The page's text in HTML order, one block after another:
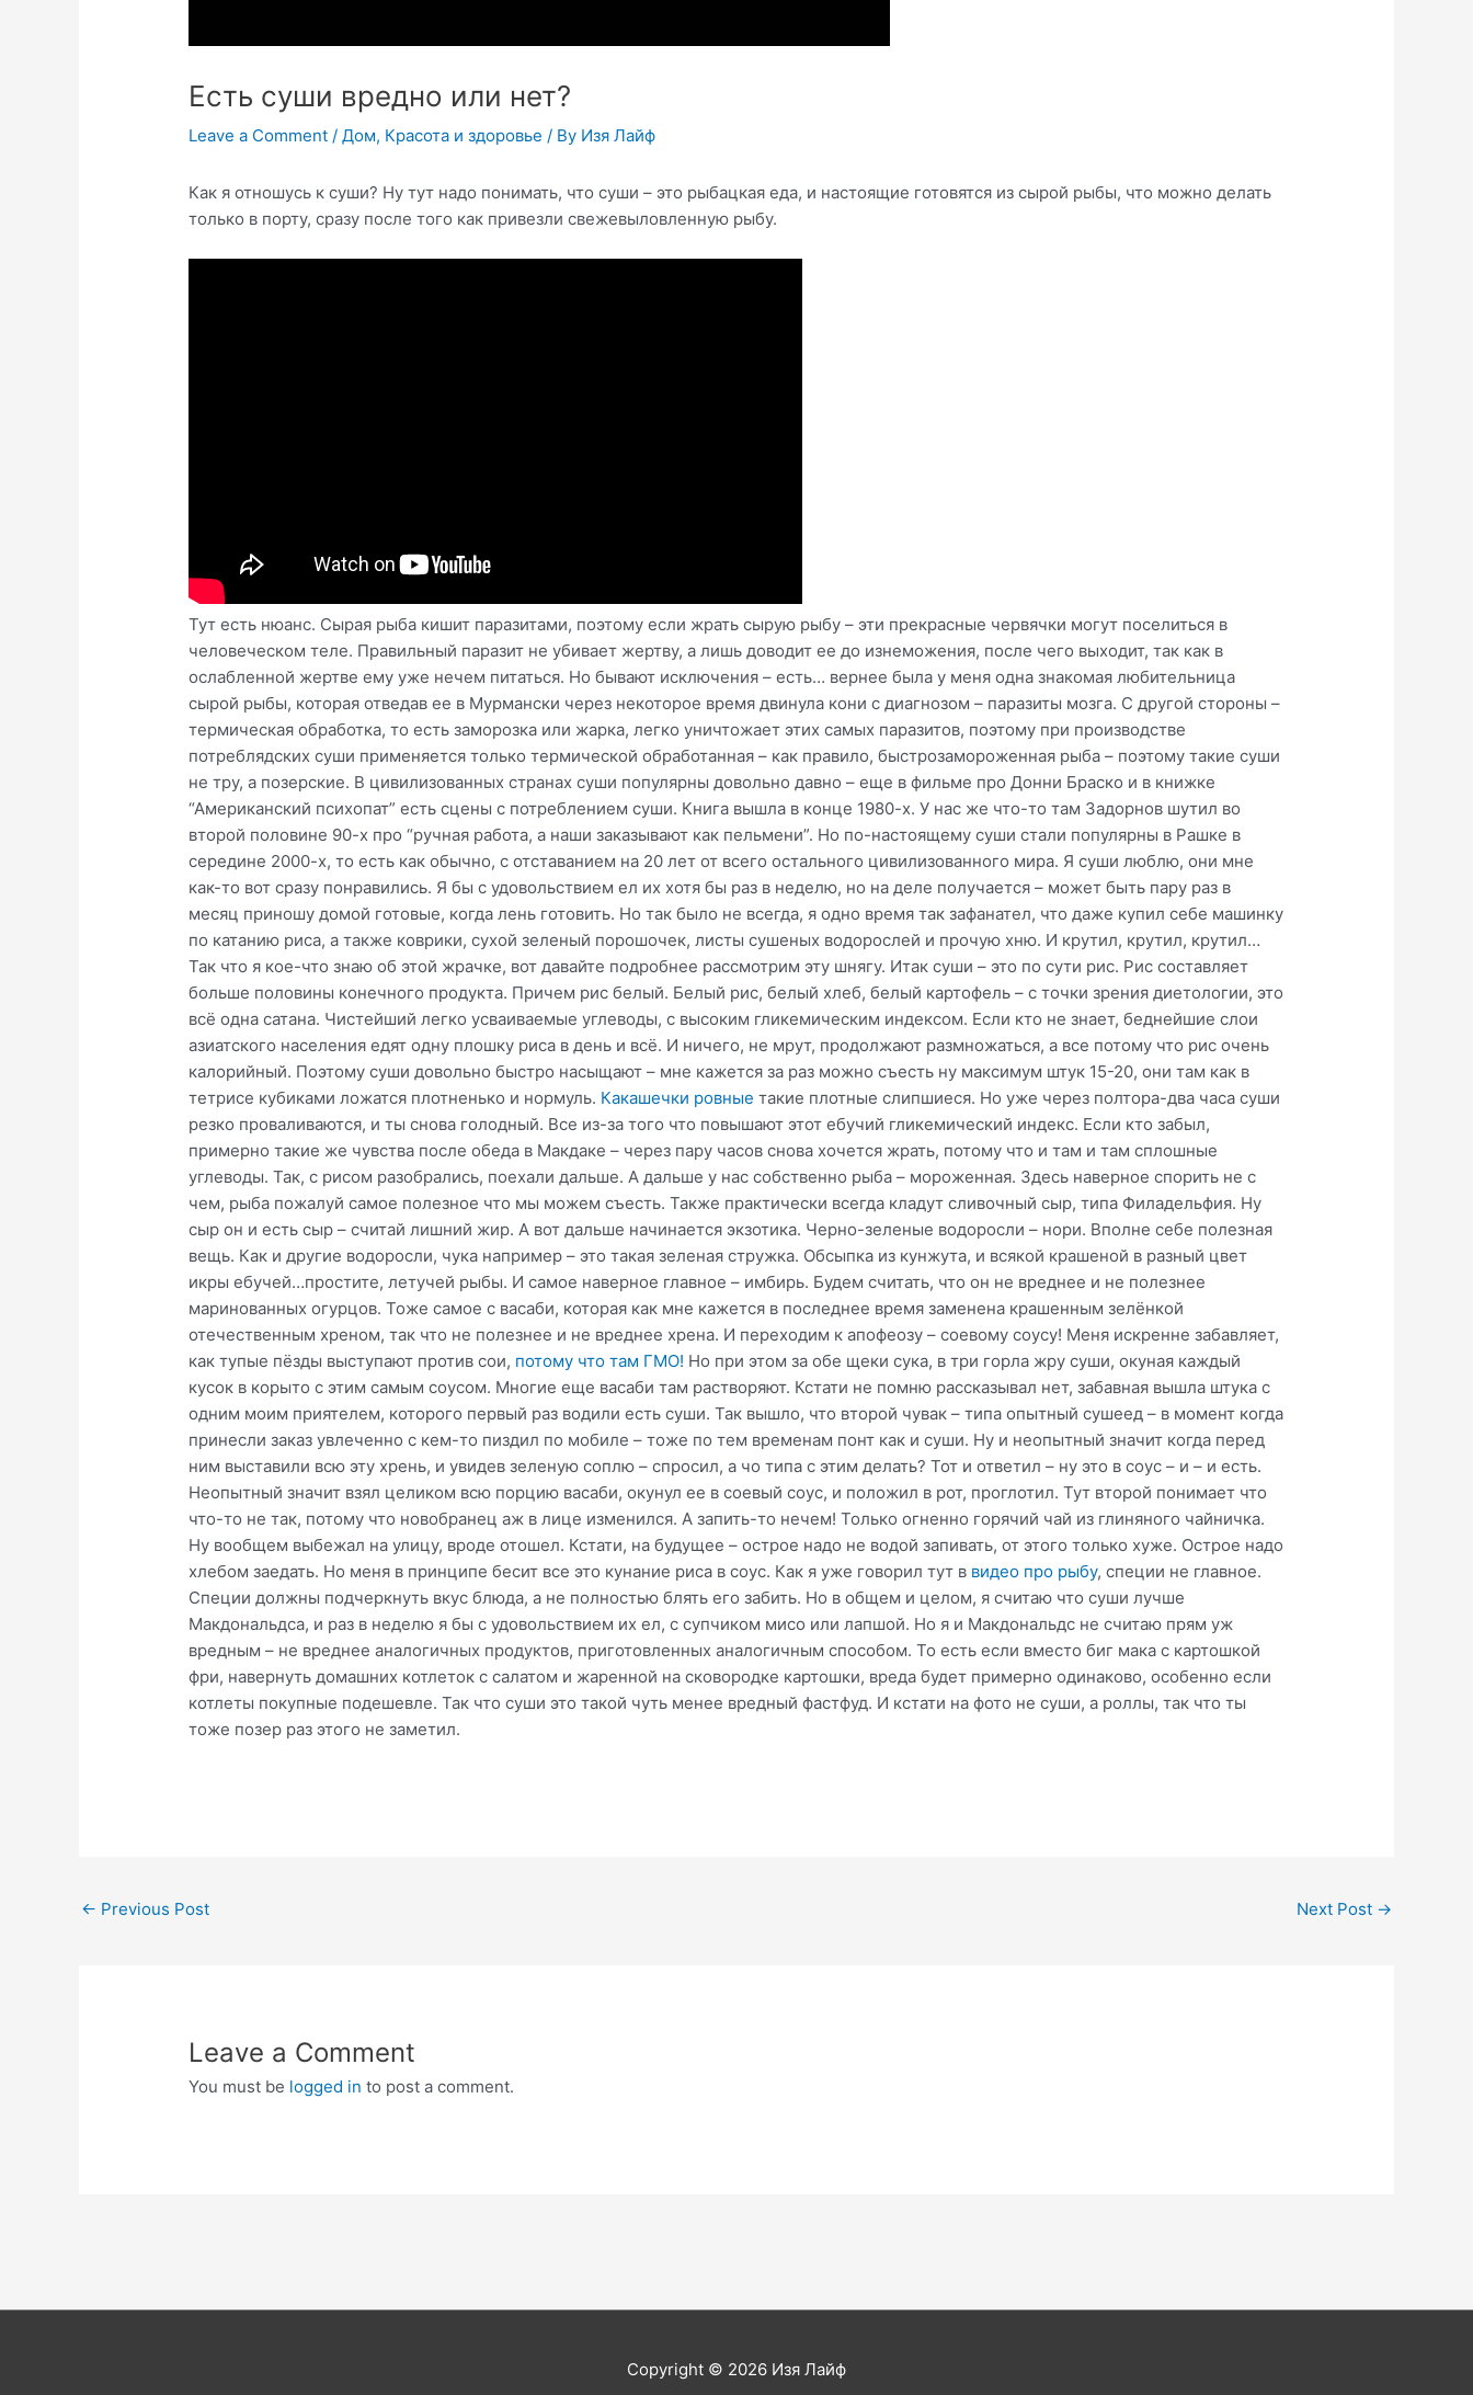
Есть суши вредно или нет?
Leave a Comment /Дом, Красота и здоровье / By Изя Лайф
Как я отношусь к суши? Ну тут надо понимать, что суши – это рыбацкая еда, и настоящие готовятся из сырой рыбы, что можно делать
только в порту, сразу после того как привезли свежевыловленную рыбу.
Тут есть нюанс. Сырая рыба кишит паразитами, поэтому если жрать сырую рыбу – эти прекрасные червячки могут поселиться в
человеческом теле. Правильный паразит не убивает жертву, а лишь доводит ее до изнеможения, после чего выходит, так как в
ослабленной жертве ему уже нечем питаться. Но бывают исключения – есть… вернее была у меня одна знакомая любительница
сырой рыбы, которая отведав ее в Мурмански через некоторое время двинула кони с диагнозом – паразиты мозга. С другой стороны –
термическая обработка, то есть заморозка или жарка, легко уничтожает этих самых паразитов, поэтому при производстве
потреблядских суши применяется только термической обработанная – как правило, быстрозамороженная рыба – поэтому такие суши
не тру, а позерские. В цивилизованных странах суши популярны довольно давно – еще в фильме про Донни Браско и в книжке
“Американский психопат” есть сцены с потреблением суши. Книга вышла в конце 1980-х. У нас же что-то там Задорнов шутил во
второй половине 90-х про “ручная работа, а наши заказывают как пельмени”. Но по-настоящему суши стали популярны в Рашке в
середине 2000-х, то есть как обычно, с отставанием на 20 лет от всего остального цивилизованного мира. Я суши люблю, они мне
как-то вот сразу понравились. Я бы с удовольствием ел их хотя бы раз в неделю, но на деле получается – может быть пару раз в
месяц приношу домой готовые, когда лень готовить. Но так было не всегда, я одно время так зафанател, что даже купил себе машинку
по катанию риса, а также коврики, сухой зеленый порошочек, листы сушеных водорослей и прочую хню. И крутил, крутил, крутил…
Так что я кое-что знаю об этой жрачке, вот давайте подробнее рассмотрим эту шнягу. Итак суши – это по сути рис. Рис составляет
больше половины конечного продукта. Причем рис белый. Белый рис, белый хлеб, белый картофель – с точки зрения диетологии, это
всё одна сатана. Чистейший легко усваиваемые углеводы, с высоким гликемическим индексом. Если кто не знает, беднейшие слои
азиатского населения едят одну плошку риса в день и всё. И ничего, не мрут, продолжают размножаться, а все потому что рис очень
калорийный. Поэтому суши довольно быстро насыщают – мне кажется за раз можно съесть ну максимум штук 15-20, они там как в
тетрисе кубиками ложатся плотненько и нормуль. Какашечки ровные такие плотные слипшиеся. Но уже через полтора-два часа суши
резко проваливаются, и ты снова голодный. Все из-за того что повышают этот ебучий гликемический индекс. Если кто забыл,
примерно такие же чувства после обеда в Макдаке – через пару часов снова хочется жрать, потому что и там и там сплошные
углеводы. Так, с рисом разобрались, поехали дальше. А дальше у нас собственно рыба – мороженная. Здесь наверное спорить не с
чем, рыба пожалуй самое полезное что мы можем съесть. Также практически всегда кладут сливочный сыр, типа Филадельфия. Ну
сыр он и есть сыр – считай лишний жир. А вот дальше начинается экзотика. Черно-зеленые водоросли – нори. Вполне себе полезная
вещь. Как и другие водоросли, чука например – это такая зеленая стружка. Обсыпка из кунжута, и всякой крашеной в разный цвет
икры ебучей…простите, летучей рыбы. И самое наверное главное – имбирь. Будем считать, что он не вреднее и не полезнее
маринованных огурцов. Тоже самое с васаби, которая как мне кажется в последнее время заменена крашенным зелёнкой
отечественным хреном, так что не полезнее и не вреднее хрена. И переходим к апофеозу – соевому соусу! Меня искренне забавляет,
как тупые пёзды выступают против сои, потому что там ГМО! Но при этом за обе щеки сука, в три горла жру суши, окуная каждый
кусок в корыто с этим самым соусом. Многие еще васаби там растворяют. Кстати не помню рассказывал нет, забавная вышла штука с
одним моим приятелем, которого первый раз водили есть суши. Так вышло, что второй чувак – типа опытный сушеед – в момент когда
принесли заказ увлеченно с кем-то пиздил по мобиле – тоже по тем временам понт как и суши. Ну и неопытный значит когда перед
ним выставили всю эту хрень, и увидев зеленую соплю – спросил, а чо типа с этим делать? Тот и ответил – ну это в соус – и – и есть.
Неопытный значит взял целиком всю порцию васаби, окунул ее в соевый соус, и положил в рот, проглотил. Тут второй понимает что
что-то не так, потому что новобранец аж в лице изменился. А запить-то нечем! Только огненно горячий чай из глиняного чайничка.
Ну вообщем выбежал на улицу, вроде отошел. Кстати, на будущее – острое надо не водой запивать, от этого только хуже. Острое надо
хлебом заедать. Но меня в принципе бесит все это кунание риса в соус. Как я уже говорил тут в видео про рыбу, специи не главное.
Специи должны подчеркнуть вкус блюда, а не полностью блять его забить. Но в общем и целом, я считаю что суши лучше
Макдональдса, и раз в неделю я бы с удовольствием их ел, с супчиком мисо или лапшой. Но я и Макдональдс не считаю прям уж
вредным – не вреднее аналогичных продуктов, приготовленных аналогичным способом. То есть если вместо биг мака с картошкой
фри, навернуть домашних котлеток с салатом и жаренной на сковородке картошки, вреда будет примерно одинаково, особенно если
котлеты покупные подешевле. Так что суши это такой чуть менее вредный фастфуд. И кстати на фото не суши, а роллы, так что ты
тоже позер раз этого не заметил.
Post
← Previous Post Next Post →
Leave a Comment
You must be logged in to post a comment.
Copyright © 2026 Изя Лайф